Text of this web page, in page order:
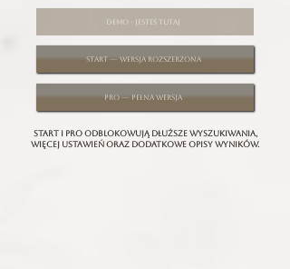
DEMO - jesteś tutaj
START — wersja rozszerzona
PRO — pełna wersja
Start i Pro odblokowują dłuższe wyszukiwania,
więcej ustawień oraz dodatkowe opisy wyników.